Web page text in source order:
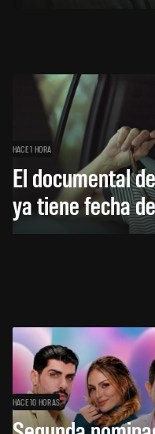
HACE 1 HORA
El documental
ya tiene fecha
HACE 10 HORAS